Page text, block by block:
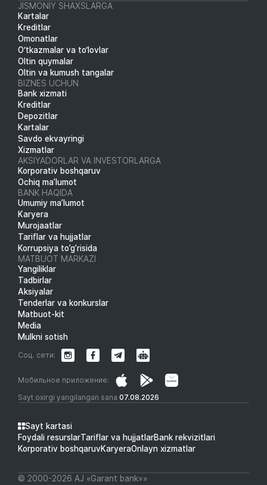
JISMONIY SHAXSLARGA
Kartalar
Kreditlar
Omonatlar
O‘tkazmalar va to‘lovlar
Oltin quymalar
Oltin va kumush tangalar
BIZNES UCHUN
Bank xizmati
Kreditlar
Depozitlar
Kartalar
Savdo ekvayringi
Xizmatlar
AKSIYADORLAR VA INVESTORLARGA
Korporativ boshqaruv
Ochiq ma’lumot
BANK HAQIDA
Umumiy ma’lumot
Karyera
Murojaatlar
Tariflar va hujjatlar
Korrupsiya to’g’risida
MATBUOT MARKAZI
Yangiliklar
Tadbirlar
Aksiyalar
Tenderlar va konkurslar
Matbuot-kit
Media
Mulkni sotish
Sayt oxirgi yangilangan sana 07.08.2026
Мобильное приложение:
Соц. сети:
Sayt kartasi
Foydali resurslarTariflar va hujjatlarBank rekvizitlari
Korporativ boshqaruvKaryeraOnlayn xizmatlar
© 2000-2026 АJ «Garant bank»»